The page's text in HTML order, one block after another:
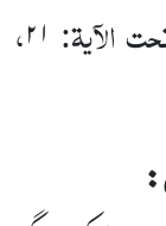
الآیۃ: ۲۱،
: